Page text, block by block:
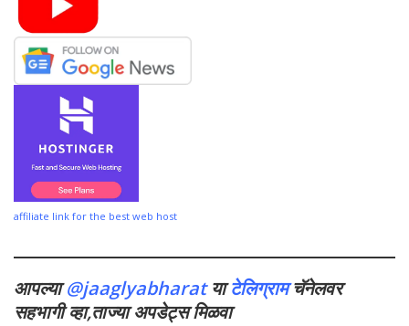
affiliate link for the best web host
आपल्या@jaaglyabharatयाटेलिग्रामचॅनेलवर
सहभागी व्हा,ताज्या अपडेट्स मिळवा